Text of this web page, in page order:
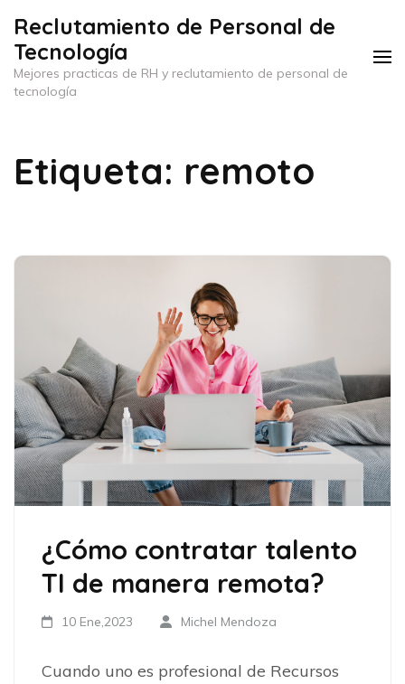
contenido
(presiona
Intro)
Reclutamiento de Personal de
Tecnología
Mejores practicas de RH y reclutamiento de personal de
tecnología
Etiqueta: remoto
¿Cómo contratar talento
TI de manera remota?
10 Ene,2023 Michel Mendoza
Cuando uno es profesional de Recursos